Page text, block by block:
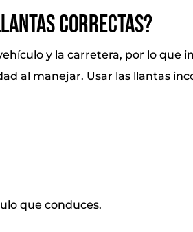
correctas?
y la carretera, por lo que
al manejar. Usar las llantas
que conduces.